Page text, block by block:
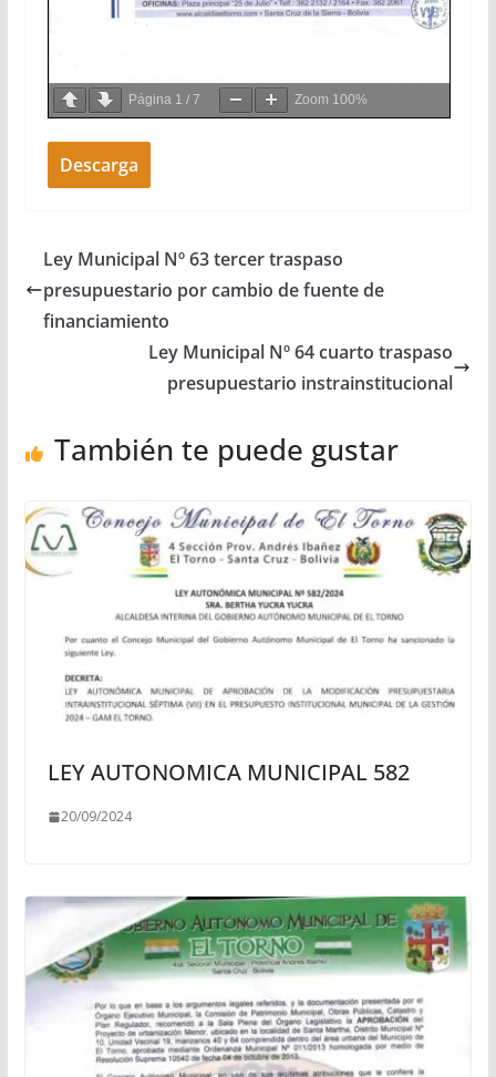
Página 1 / 7 Zoom 100%
Descarga
Ley Municipal Nº 63 tercer traspaso
presupuestario por cambio de fuente de
financiamiento
Ley Municipal Nº 64 cuarto traspaso
presupuestario instrainstitucional
También te puede gustar
LEY AUTONOMICA MUNICIPAL 582
20/09/2024